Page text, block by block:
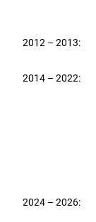
2012 – 2013:
2014 – 2022:
2024 – 2026: